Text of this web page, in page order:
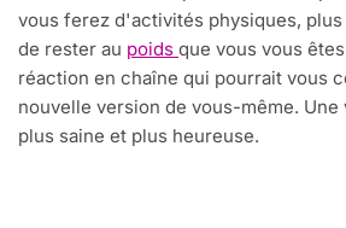
vous ferez d'activités physiques,
de rester au poids que vous vous
réaction en chaîne qui pourrait vous
nouvelle version de vous-même.
plus saine et plus heureuse.